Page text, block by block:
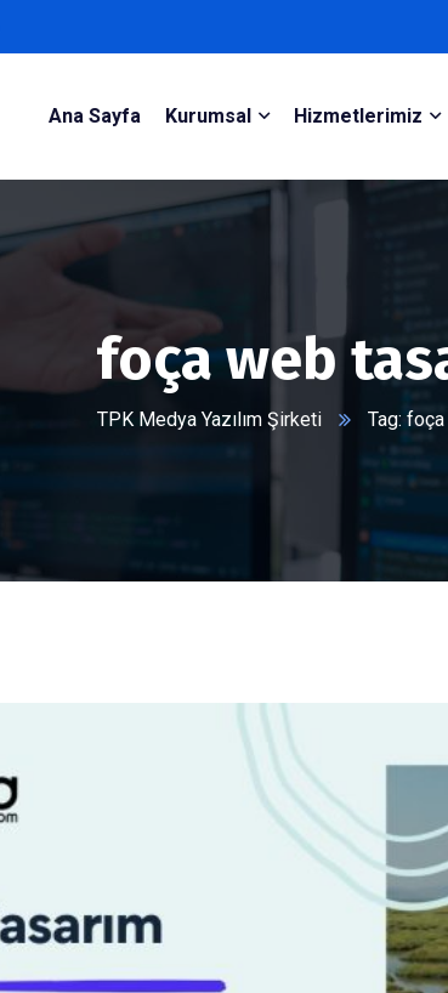
Ana Sayfa Kurumsal Hizmetlerimiz
foça web
TPK Medya Yazılım Şirketi Tag: